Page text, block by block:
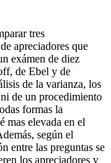
tres
apreciadores que
exámen de diez
de Ebel y de
de la varianza, los
de un procedimiento
formas la
mas elevada en el
según el
entre las preguntas se
los apreciadores y